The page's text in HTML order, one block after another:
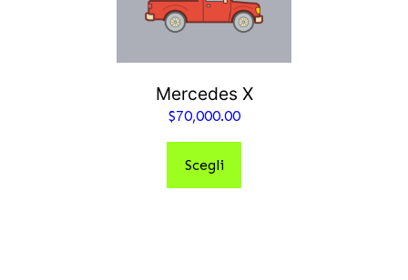
Mercedes X
$70,000.00
Scegli